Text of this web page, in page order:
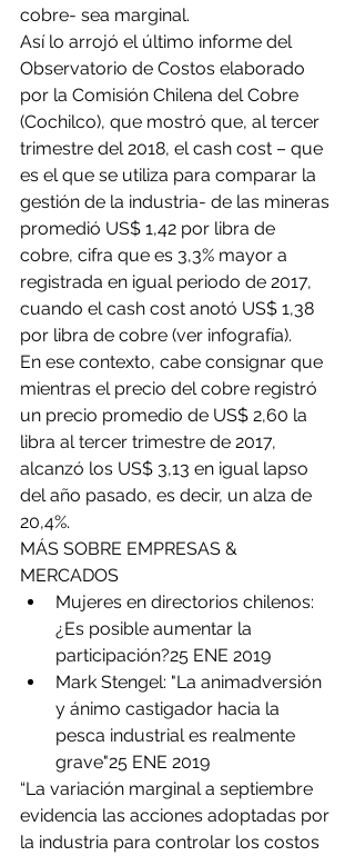
cobre- sea marginal.
Así lo arrojó el último informe del
Observatorio de Costos elaborado
por la Comisión Chilena del Cobre
(Cochilco), que mostró que, al tercer
trimestre del 2018, el cash cost – que
es el que se utiliza para comparar la
gestión de la industria- de las mineras
promedió US$ 1,42 por libra de
cobre, cifra que es 3,3% mayor a
registrada en igual periodo de 2017,
cuando el cash cost anotó US$ 1,38
por libra de cobre (ver infografía).
En ese contexto, cabe consignar que
mientras el precio del cobre registró
un precio promedio de US$ 2,60 la
libra al tercer trimestre de 2017,
alcanzó los US$ 3,13 en igual lapso
del año pasado, es decir, un alza de
20,4%.
MÁS SOBRE EMPRESAS &
MERCADOS
Mujeres en directorios chilenos:
¿Es posible aumentar la
participación?25 ENE 2019
Mark Stengel: "La animadversión
y ánimo castigador hacia la
pesca industrial es realmente
grave"25 ENE 2019
“La variación marginal a septiembre
evidencia las acciones adoptadas por
la industria para controlar los costos